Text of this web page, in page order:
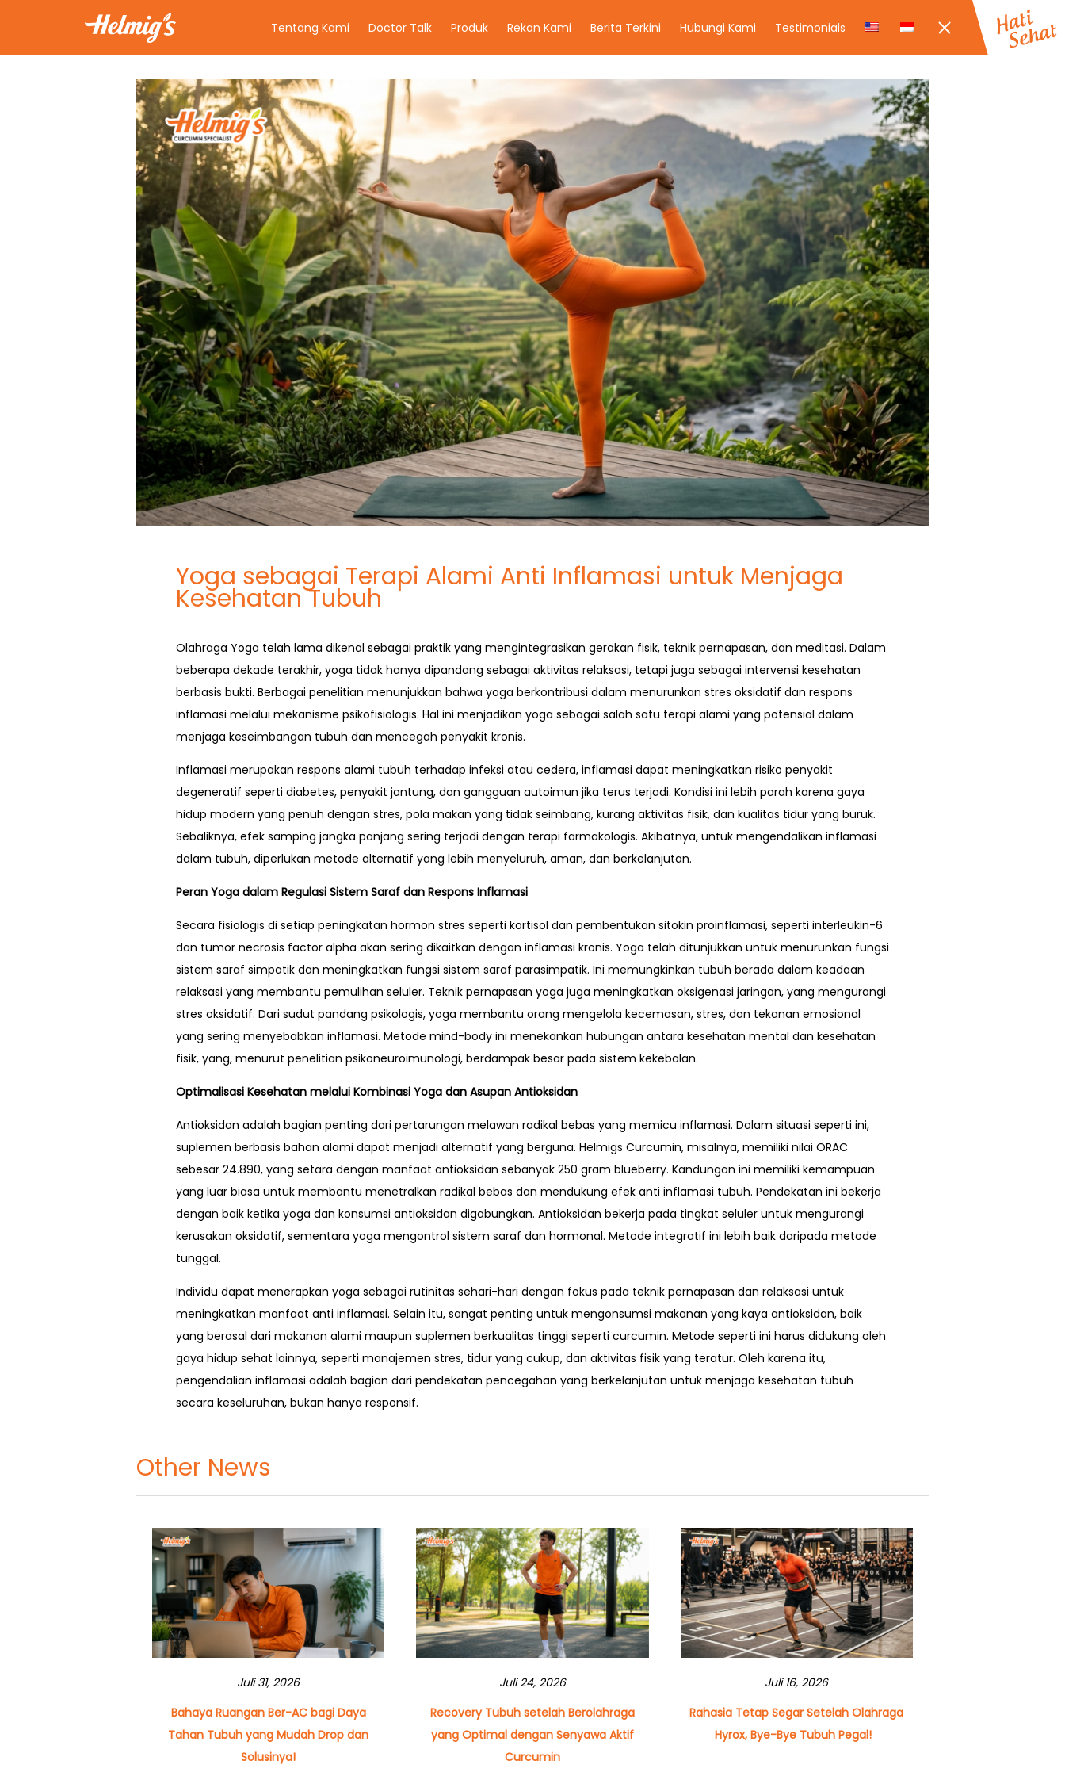
Tentang Kami Doctor Talk Produk Rekan Kami Berita Terkini Hubungi Kami Testimonials
Yoga sebagai Terapi Alami Anti Inflamasi untuk Menjaga
Kesehatan Tubuh
Olahraga Yoga telah lama dikenal sebagai praktik yang mengintegrasikan gerakan fisik, teknik pernapasan, dan meditasi. Dalam
beberapa dekade terakhir, yoga tidak hanya dipandang sebagai aktivitas relaksasi, tetapi juga sebagai intervensi kesehatan
berbasis bukti. Berbagai penelitian menunjukkan bahwa yoga berkontribusi dalam menurunkan stres oksidatif dan respons
inflamasi melalui mekanisme psikofisiologis. Hal ini menjadikan yoga sebagai salah satu terapi alami yang potensial dalam
menjaga keseimbangan tubuh dan mencegah penyakit kronis.
Inflamasi merupakan respons alami tubuh terhadap infeksi atau cedera, inflamasi dapat meningkatkan risiko penyakit
degeneratif seperti diabetes, penyakit jantung, dan gangguan autoimun jika terus terjadi. Kondisi ini lebih parah karena gaya
hidup modern yang penuh dengan stres, pola makan yang tidak seimbang, kurang aktivitas fisik, dan kualitas tidur yang buruk.
Sebaliknya, efek samping jangka panjang sering terjadi dengan terapi farmakologis. Akibatnya, untuk mengendalikan inflamasi
dalam tubuh, diperlukan metode alternatif yang lebih menyeluruh, aman, dan berkelanjutan.
Peran Yoga dalam Regulasi Sistem Saraf dan Respons Inflamasi
Secara fisiologis di setiap peningkatan hormon stres seperti kortisol dan pembentukan sitokin proinflamasi, seperti interleukin-6
dan tumor necrosis factor alpha akan sering dikaitkan dengan inflamasi kronis. Yoga telah ditunjukkan untuk menurunkan fungsi
sistem saraf simpatik dan meningkatkan fungsi sistem saraf parasimpatik. Ini memungkinkan tubuh berada dalam keadaan
relaksasi yang membantu pemulihan seluler. Teknik pernapasan yoga juga meningkatkan oksigenasi jaringan, yang mengurangi
stres oksidatif. Dari sudut pandang psikologis, yoga membantu orang mengelola kecemasan, stres, dan tekanan emosional
yang sering menyebabkan inflamasi. Metode mind-body ini menekankan hubungan antara kesehatan mental dan kesehatan
fisik, yang, menurut penelitian psikoneuroimunologi, berdampak besar pada sistem kekebalan.
Optimalisasi Kesehatan melalui Kombinasi Yoga dan Asupan Antioksidan
Antioksidan adalah bagian penting dari pertarungan melawan radikal bebas yang memicu inflamasi. Dalam situasi seperti ini,
suplemen berbasis bahan alami dapat menjadi alternatif yang berguna. Helmigs Curcumin, misalnya, memiliki nilai ORAC
sebesar 24.890, yang setara dengan manfaat antioksidan sebanyak 250 gram blueberry. Kandungan ini memiliki kemampuan
yang luar biasa untuk membantu menetralkan radikal bebas dan mendukung efek anti inflamasi tubuh. Pendekatan ini bekerja
dengan baik ketika yoga dan konsumsi antioksidan digabungkan. Antioksidan bekerja pada tingkat seluler untuk mengurangi
kerusakan oksidatif, sementara yoga mengontrol sistem saraf dan hormonal. Metode integratif ini lebih baik daripada metode
tunggal.
Individu dapat menerapkan yoga sebagai rutinitas sehari-hari dengan fokus pada teknik pernapasan dan relaksasi untuk
meningkatkan manfaat anti inflamasi. Selain itu, sangat penting untuk mengonsumsi makanan yang kaya antioksidan, baik
yang berasal dari makanan alami maupun suplemen berkualitas tinggi seperti curcumin. Metode seperti ini harus didukung oleh
gaya hidup sehat lainnya, seperti manajemen stres, tidur yang cukup, dan aktivitas fisik yang teratur. Oleh karena itu,
pengendalian inflamasi adalah bagian dari pendekatan pencegahan yang berkelanjutan untuk menjaga kesehatan tubuh
secara keseluruhan, bukan hanya responsif.
Other News
Juli 31, 2026
Bahaya Ruangan Ber-AC bagi Daya
Tahan Tubuh yang Mudah Drop dan
Solusinya!
Juli 24, 2026
Recovery Tubuh setelah Berolahraga
yang Optimal dengan Senyawa Aktif
Curcumin
Juli 16, 2026
Rahasia Tetap Segar Setelah Olahraga
Hyrox, Bye-Bye Tubuh Pegal!